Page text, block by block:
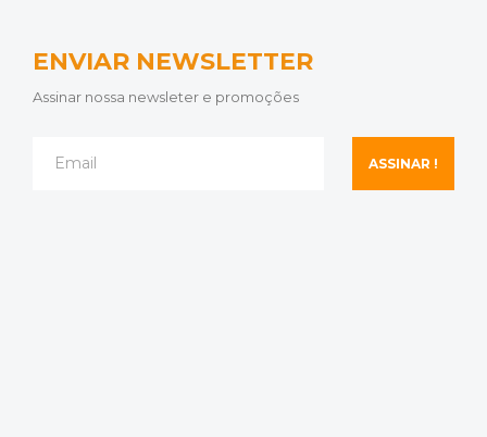
ENVIAR NEWSLETTER
Assinar nossa newsleter e promoções
ASSINAR !